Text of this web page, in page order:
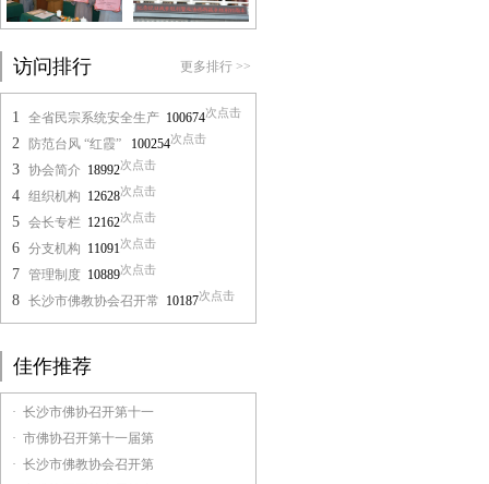
访问排行 更多排行 >>
1 全省民宗系统安全生产 100674次点击
2 防范台风 “红霞” 100254次点击
3 协会简介 18992次点击
4 组织机构 12628次点击
5 会长专栏 12162次点击
6 分支机构 11091次点击
7 管理制度 10889次点击
8 长沙市佛教协会召开常 10187次点击
佳作推荐
· 长沙市佛协召开第十一
· 市佛协召开第十一届第
· 长沙市佛教协会召开第